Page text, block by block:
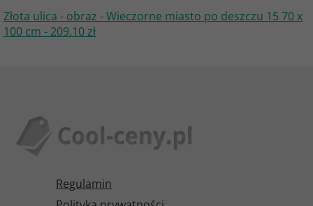
Złota ulica - obraz - Wieczorne miasto po deszczu 15 70 x
100 cm - 209.10 zł
Regulamin